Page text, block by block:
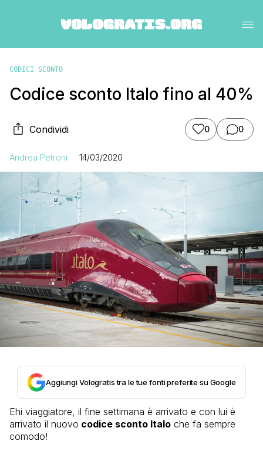
CODICI SCONTO
Codice sconto Italo fino al 40%
Condividi 0 0
Andrea Petroni 14/03/2020
Aggiungi Vologratis tra le tue fonti preferite su Google
Ehi viaggiatore, il fine settimana è arrivato e con lui è
arrivato il nuovo codice sconto Italo che fa sempre
comodo!